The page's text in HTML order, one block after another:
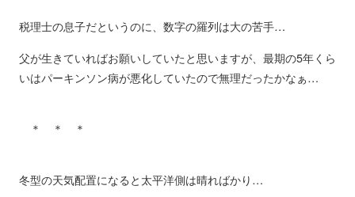
税理士の息子だというのに、数字の羅列は大の苦手…
父が生きていればお願いしていたと思いますが、最期の5年くら
いはパーキンソン病が悪化していたので無理だったかなぁ…
＊ ＊ ＊
冬型の天気配置になると太平洋側は晴ればかり…